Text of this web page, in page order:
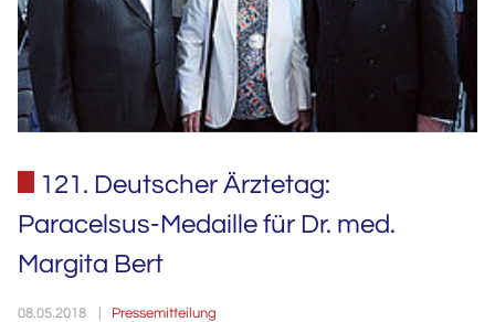
121. Deutscher Ärztetag:
Paracelsus-Medaille für Dr. med.
Margita Bert
08.05.2018 Pressemitteilung